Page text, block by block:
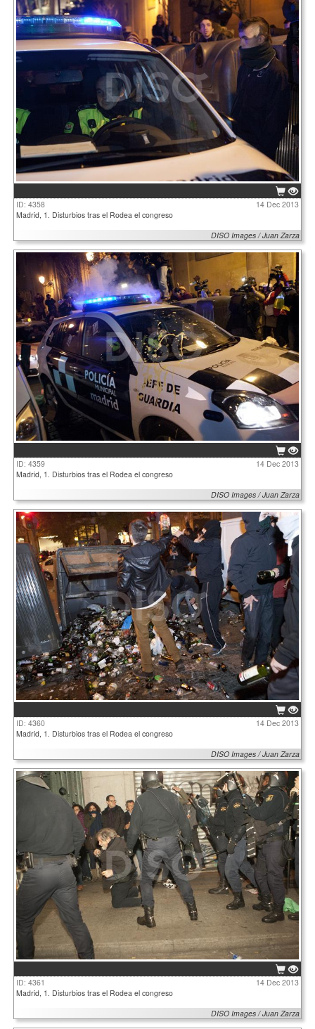
ID: 4358
14 Dec 2013
Madrid, 1. Disturbios tras el Rodea el congreso
DISO Images / Juan Zarza
ID: 4359
14 Dec 2013
Madrid, 1. Disturbios tras el Rodea el congreso
DISO Images / Juan Zarza
ID: 4360
14 Dec 2013
Madrid, 1. Disturbios tras el Rodea el congreso
DISO Images / Juan Zarza
ID: 4361
14 Dec 2013
Madrid, 1. Disturbios tras el Rodea el congreso
DISO Images / Juan Zarza